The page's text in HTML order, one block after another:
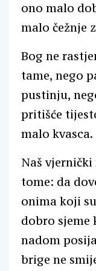
ono malo
malo čežnje
Bog ne
tame, nego
pustinju,
pritišće
malo kvasca.
Naš
tome: da
onima koji
dobro sjeme
nadom
brige ne